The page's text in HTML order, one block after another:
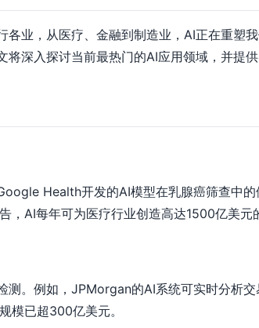
各业，从医疗、金融到制造业，AI正在重塑
深入探讨当前最热门的AI应用领域，并提供
Health开发的AI模型在乳腺癌筛查中
AI每年可为医疗行业创造高达1500亿美元
测。例如，JPMorgan的AI系统可实时分析
模已超300亿美元。